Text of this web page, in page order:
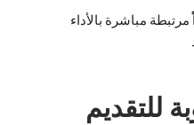
مرتبطة مباشرة بالأداء
للتقديم